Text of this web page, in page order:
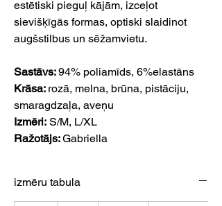
estētiski pieguļ kājām, izceļot
sievišķīgās formas, optiski slaidinot
augšstilbus un sēžamvietu.
Sastāvs:94% poliamīds, 6%elastāns
Krāsa: rozā, melna, brūna, pistāciju,
smaragdzaļa, aveņu
Izmēri: S/M, L/XL
Ražotājs:Gabriella
izmēru tabula